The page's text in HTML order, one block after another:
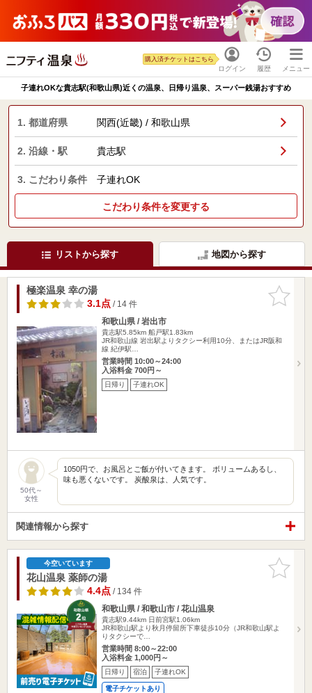
ログイン
購入済チケットはこちら
履歴 メニュー
子連れOKな貴志駅(和歌山県)近くの温泉、日帰り温泉、スーパー銭湯おすすめ
1. 都道府県 関西(近畿) / 和歌山県
2. 沿線・駅 貴志駅
3. こだわり条件 子連れOK
こだわり条件を変更する
リストから探す 地図から探す
お気に入
りに追加
極楽温泉 幸の湯
3.1点/ 14 件
和歌山県 / 岩出市
貴志駅5.85km 船戸駅1.83km
JR和歌山線 岩出駅よりタクシー利用10分、またはJR阪和
線 紀伊駅…
営業時間 10:00～24:00
入浴料金 700円～
日帰り 子連れOK
50代～
女性
1050円で、お風呂とご飯が付いてきます。 ボリュームあるし、
味も悪くないです。 炭酸泉は、人気です。
関連情報から探す
お気に入
りに追加
今空いています
花山温泉 薬師の湯
4.4点/ 134 件
和歌山県 / 和歌山市 / 花山温泉
貴志駅9.44km 日前宮駅1.06km
JR和歌山駅より秋月停留所下車徒歩10分（JR和歌山駅よ
りタクシーで…
営業時間 8:00～22:00
入浴料金 1,000円～
日帰り 宿泊 子連れOK
電子チケットあり